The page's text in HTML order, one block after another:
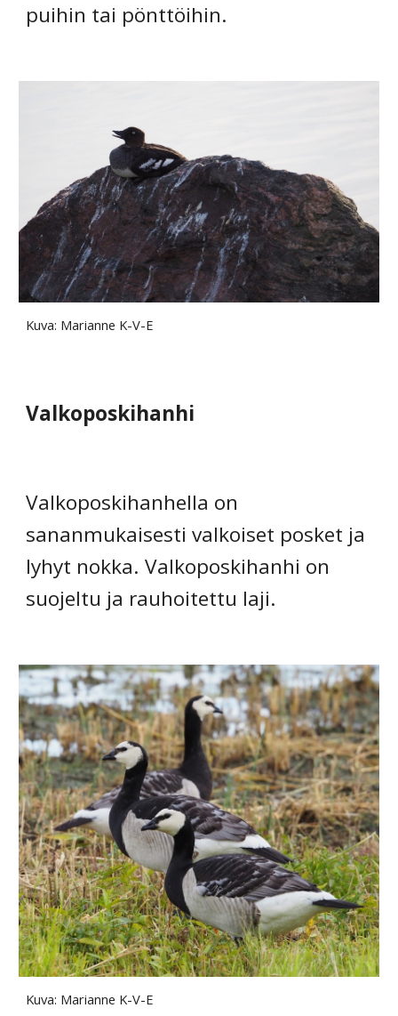
puihin tai pönttöihin.
Kuva: Marianne K-V-E
Valkoposkihanhi
Valkoposkihanhella on
sananmukaisesti valkoiset posket ja
lyhyt nokka. Valkoposkihanhi on
suojeltu ja rauhoitettu laji.
Kuva: Marianne K-V-E